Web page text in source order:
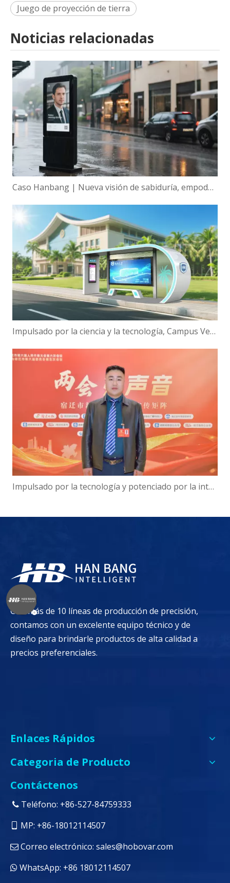
Juego de proyección de tierra
Noticias relacionadas
Caso Hanbang | Nueva visión de sabiduría, empoderamiento global de la tecnología de visualización inteligente de Hanbang
Impulsado por la ciencia y la tecnología, Campus Verde | ¡Hanbang Intelligence trabaja con la Universidad de Hainan para construir una nueva ecología de viajes inteligentes!
Impulsado por la tecnología y potenciado por la inteligencia: el presidente de Hanbang Intelligence, Gao Yun, sobre el avance del desarrollo del 'Centro de inteligencia digital' de Suqian
Con más de 10 líneas de producción de precisión,
contamos con un excelente equipo técnico y de
diseño para brindarle productos de alta calidad a
precios preferenciales.
Enlaces Rápidos
Categoria de Producto
Contáctenos
 Teléfono: +86-527-84759333
MP: +86-18012114507
 Correo electrónico: sales@hobovar.com
 WhatsApp: +86 18012114507